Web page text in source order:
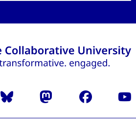
Bluesky Mastodon Facebook